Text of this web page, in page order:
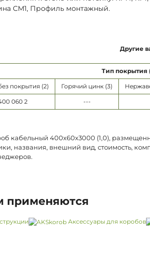
СМ1, Профиль монтажный.
Другие
Тип покрытия
покрытия (2)
Горячий цинк (3)
060 2 ---
кабельный 400х60х3000 (1,0),
названия, внешний вид, стоимость,
применяются
Аксессуары для коробов